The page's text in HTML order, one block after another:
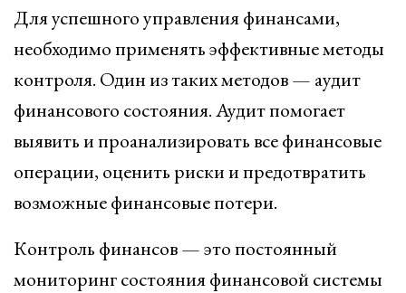
Для успешного управления финансами,
необходимо применять эффективные методы
контроля. Один из таких методов — аудит
финансового состояния. Аудит помогает
выявить и проанализировать все финансовые
операции, оценить риски и предотвратить
возможные финансовые потери.
Контроль финансов — это постоянный
мониторинг состояния финансовой системы